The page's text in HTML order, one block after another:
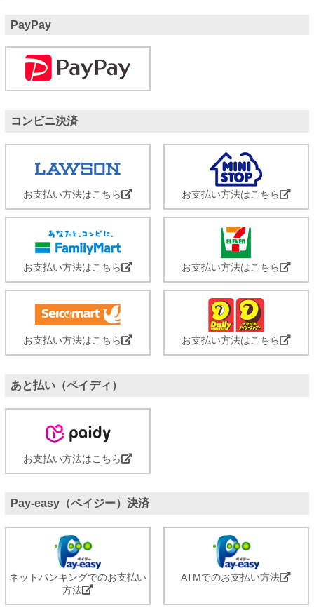
PayPay
コンビニ決済
お支払い方法はこちら お支払い方法はこちら
お支払い方法はこちら お支払い方法はこちら
お支払い方法はこちら お支払い方法はこちら
あと払い（ペイディ）
お支払い方法はこちら
Pay-easy（ペイジー）決済
ネットバンキングでのお支払い
方法
ATMでのお支払い方法